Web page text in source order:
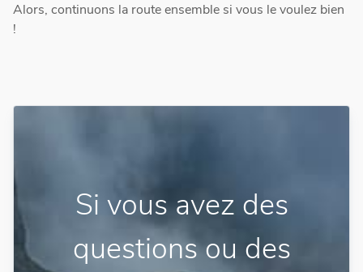
Alors, continuons la route ensemble si vous le voulez bien
!
Si vous avez des
questions ou des